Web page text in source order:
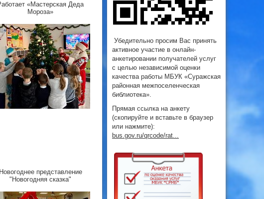
«Мастерская Деда
Мороза»
Новогоднее представление
"Новогодняя сказка"
Убедительно просим Вас принять
активное участие в онлайн-
анкетировании получателей услуг
с целью независимой оценки
качества работы МБУК «Суражская
районная межпоселенческая
библиотека».
Прямая ссылка на анкету
(скопируйте и вставьте в браузер
или нажмите):
bus.gov.ru/qrcode/rat...